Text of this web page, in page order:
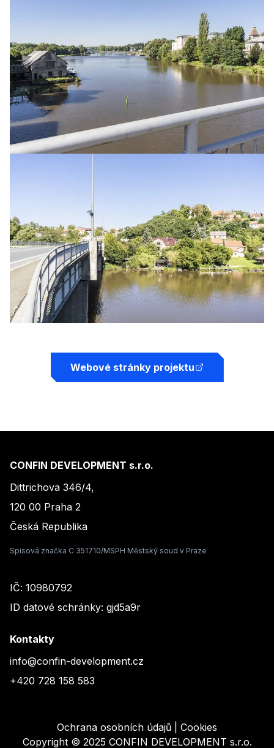
Webové stránky projektu
CONFIN DEVELOPMENT s.r.o.
Dittrichova 346/4,
120 00 Praha 2
Česká Republika
Spisová značka C 351710/MSPH Městský soud v Praze
IČ: 10980792
ID datové schránky: gjd5a9r
Kontakty
info@confin-development.cz
+420 728 158 583
Ochrana osobních údajů
Cookies
Copyright © 2025 CONFIN DEVELOPMENT s.r.o.